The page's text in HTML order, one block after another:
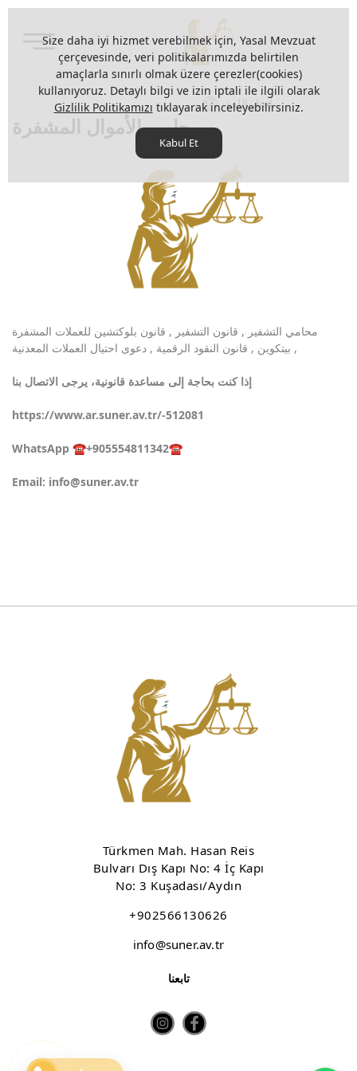
محامي الأموال المشفرة
محامي التشفير , قانون التشفير , قانون بلوكتشين للعملات المشفرة
, بيتكوين , قانون النقود الرقمية , دعوى احتيال العملات المعدنية
إذا كنت بحاجة إلى مساعدة قانونية، يرجى الاتصال بنا
https://www.ar.suner.av.tr/-512081
WhatsApp ☎️+905554811342☎️
Email: info@suner.av.tr
اختار اللغة
Size daha iyi hizmet verebilmek için, Yasal Mevzuat
çerçevesinde, veri politikalarımızda belirtilen
amaçlarla sınırlı olmak üzere çerezler(cookies)
kullanıyoruz. Detaylı bilgi ve izin iptali ile ilgili olarak
Gizlilik Politikamızı tıklayarak inceleyebilirsiniz.
Kabul Et
Türkmen Mah. Hasan Reis
Bulvarı Dış Kapı No: 4 İç Kapı
No: 3 Kuşadası/Aydın
+902566130626
info@suner.av.tr
تابعنا